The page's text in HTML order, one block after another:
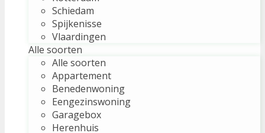
Schiedam
Spijkenisse
Vlaardingen
Alle soorten
Alle soorten
Appartement
Benedenwoning
Eengezinswoning
Garagebox
Herenhuis